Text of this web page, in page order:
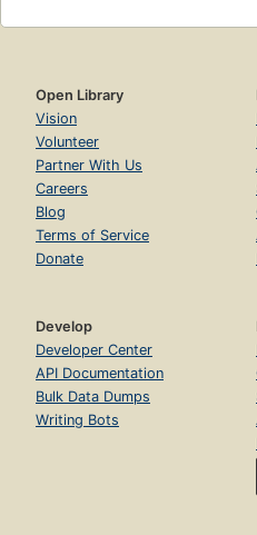
Open Library
Vision
Volunteer
Partner With Us
Careers
Blog
Terms of Service
Donate
Develop
Developer Center
API Documentation
Bulk Data Dumps
Writing Bots